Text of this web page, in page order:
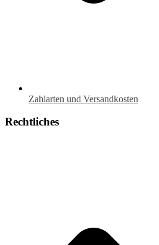
Zahlarten und Versandkosten
Rechtliches